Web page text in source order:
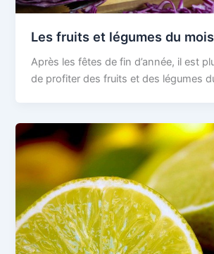
Les fruits et légumes du
Après les fêtes de fin d’année, il est
de profiter des fruits et des légumes